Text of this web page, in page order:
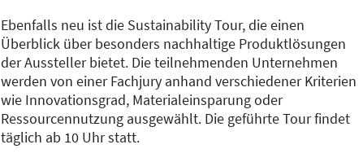
Ebenfalls neu ist die Sustainability Tour, die einen
Überblick über besonders nachhaltige Produktlösungen
der Aussteller bietet. Die teilnehmenden Unternehmen
werden von einer Fachjury anhand verschiedener Kriterien
wie Innovationsgrad, Materialeinsparung oder
Ressourcennutzung ausgewählt. Die geführte Tour findet
täglich ab 10 Uhr statt.